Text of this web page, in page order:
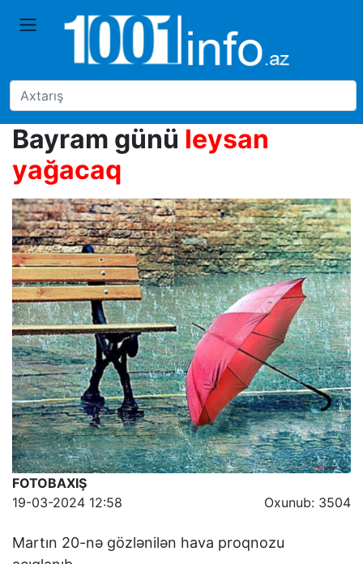
Bayram günü leysan
yağacaq
FOTOBAXIŞ
Oxunub: 3504
19-03-2024 12:58
Martın 20-nə gözlənilən hava proqnozu